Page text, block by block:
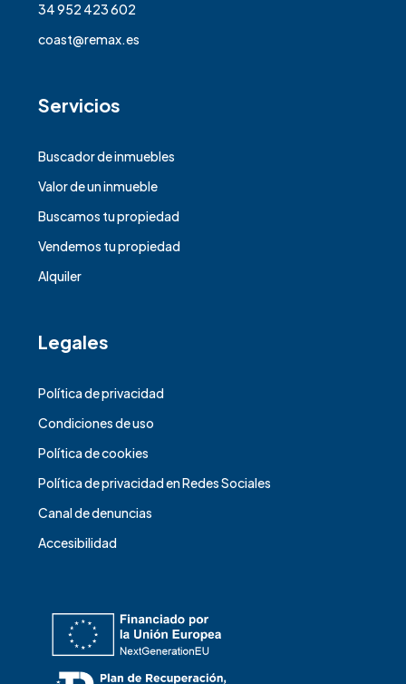
34 952 423 602
coast@remax.es
Servicios
Buscador de inmuebles
Valor de un inmueble
Buscamos tu propiedad
Vendemos tu propiedad
Alquiler
Legales
Política de privacidad
Condiciones de uso
Política de cookies
Política de privacidad en Redes Sociales
Canal de denuncias
Accesibilidad